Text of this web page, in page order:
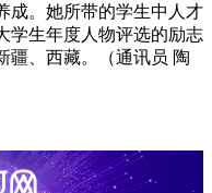
成。她所带的学生中人才
学生年度人物评选的励志
疆、西藏。（通讯员 陶